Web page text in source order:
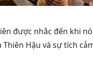
được nhắc đến khi
Hậu và sự tích